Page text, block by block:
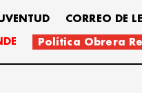
CORREO DE
Política Obrera